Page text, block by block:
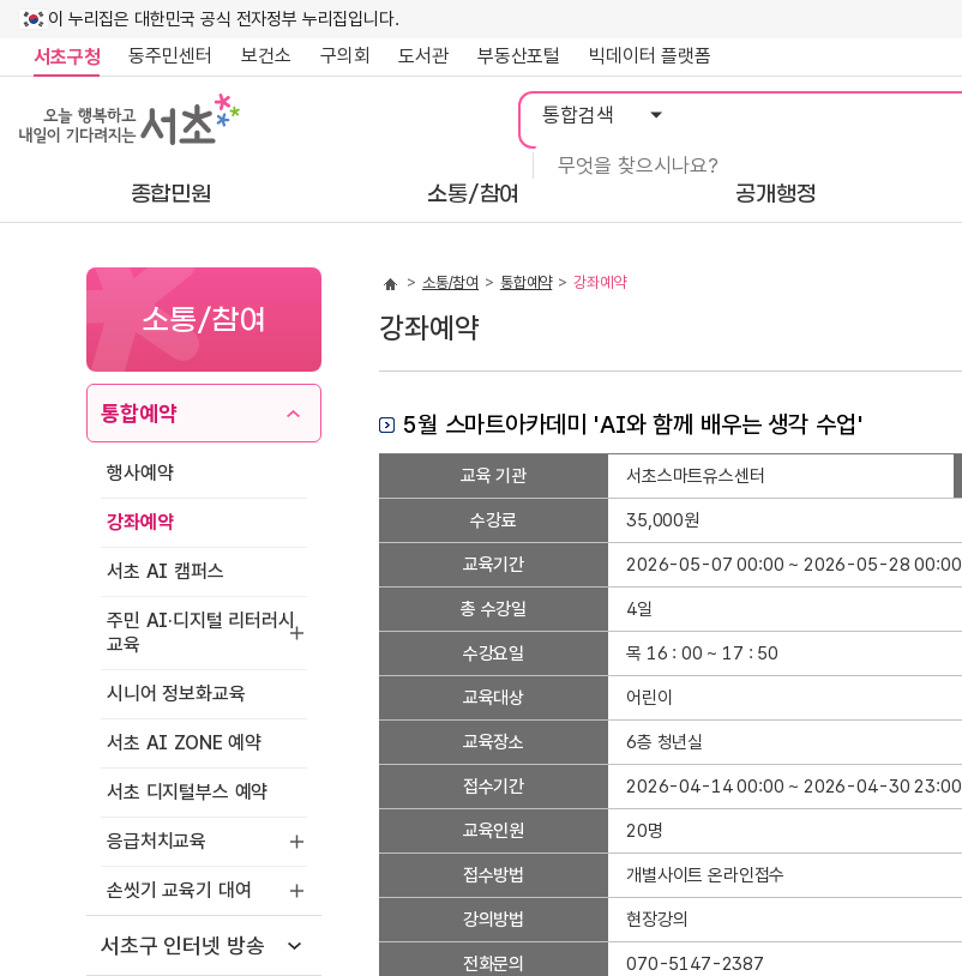
이 누리집은 대한민국 공식 전자정부 누리집입니다.
서초구청 동주민센터 보건소 구의회 도서관 부동산포털 빅데이터 플랫폼
통
합
검
색
종합민원 소통/참여 공개행정
소통/참여
통합예약
행사예약
강좌예약
서초 AI 캠퍼스
주민 AI·디지털 리터러시
교육
시니어 정보화교육
서초 AI ZONE 예약
서초 디지털부스 예약
응급처치교육
손씻기 교육기 대여
서초구 인터넷 방송
소통/참여 통합예약 강좌예약
강좌예약
5월 스마트아카데미 'AI와 함께 배우는 생각 수업'
좌
세
교육 기관 서초스마트유스센터
수강료 35,000원
교육기간 2026-05-07 00:00 ~ 2026-05-28 00:00
총 수강일 4일
수강요일 목 16 : 00 ~ 17 : 50
교육대상 어린이
교육장소 6층 청년실
접수기간 2026-04-14 00:00 ~ 2026-04-30 23:00
교육인원 20명
접수방법 개별사이트 온라인접수
강의방법 현장강의
전화문의 070-5147-2387